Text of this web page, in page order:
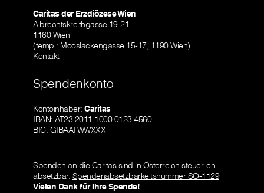
Caritas der Erzdiözese Wien
Albrechtskreithgasse 19-21
1160 Wien
(temp.: Mooslackengasse 15-17, 1190 Wien)
Kontakt
Spendenkonto
Kontoinhaber: Caritas
IBAN: AT23 2011 1000 0123 4560
BIC: GIBAATWWXXX
Spenden an die Caritas sind in Österreich steuerlich
absetzbar. Spendenabsetzbarkeitsnummer SO-1129
Vielen Dank für Ihre Spende!